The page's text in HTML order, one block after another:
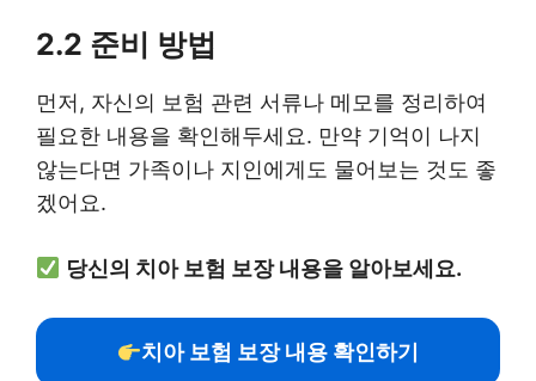
2.2 준비 방법
먼저, 자신의 보험 관련 서류나 메모를 정리하여
필요한 내용을 확인해두세요. 만약 기억이 나지
않는다면 가족이나 지인에게도 물어보는 것도 좋
겠어요.
당신의 치아 보험 보장 내용을 알아보세요.
치아 보험 보장 내용 확인하기